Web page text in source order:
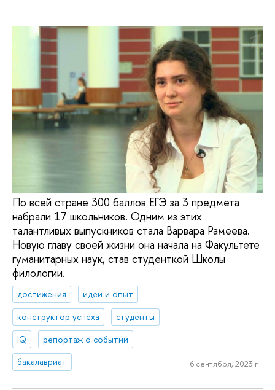
По всей стране 300 баллов ЕГЭ за 3 предмета
набрали 17 школьников. Одним из этих
талантливых выпускников стала Варвара Рамеева.
Новую главу своей жизни она начала на Факультете
гуманитарных наук, став студенткой Школы
филологии.
достижения
идеи и опыт
конструктор успеха
студенты
IQ
репортаж о событии
бакалавриат
6 сентября, 2023 г.